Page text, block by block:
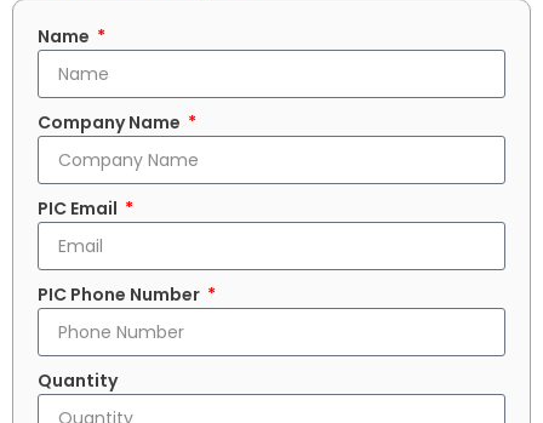
Name
Company Name
PIC Email
PIC Phone Number
Quantity